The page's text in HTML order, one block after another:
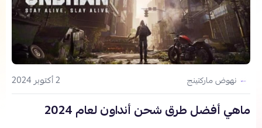
نهوض ماركتينج 2 أكتوبر 2024
ماهي أفضل طرق شحن أنداون لعام 2024